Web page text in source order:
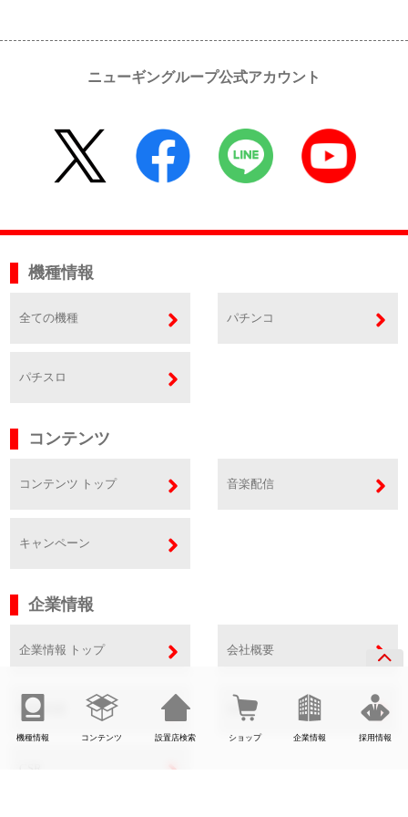
機種情報 コンテンツ 設置店検索 ショップ 企業情報 採用情報
ニューギングループ公式アカウント
機種情報
全ての機種 パチンコ
パチスロ
コンテンツ
コンテンツ トップ 音楽配信
キャンペーン
企業情報
企業情報 トップ 会社概要
事業内容 SDGs